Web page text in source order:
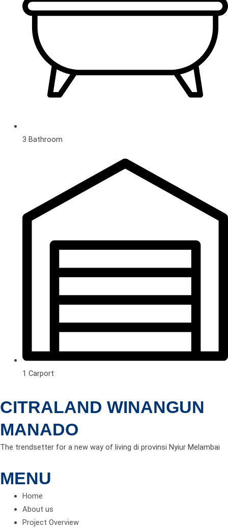
3 Bathroom
1 Carport
CITRALAND WINANGUN
MANADO
The trendsetter for a new way of living di provinsi Nyiur Melambai
MENU
Home
About us
Project Overview